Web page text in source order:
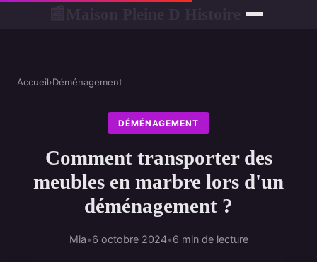
Accueil›Déménagement
DÉMÉNAGEMENT
Comment transporter des
meubles en marbre lors d'un
déménagement ?
Mia•6 octobre 2024•6 min de lecture